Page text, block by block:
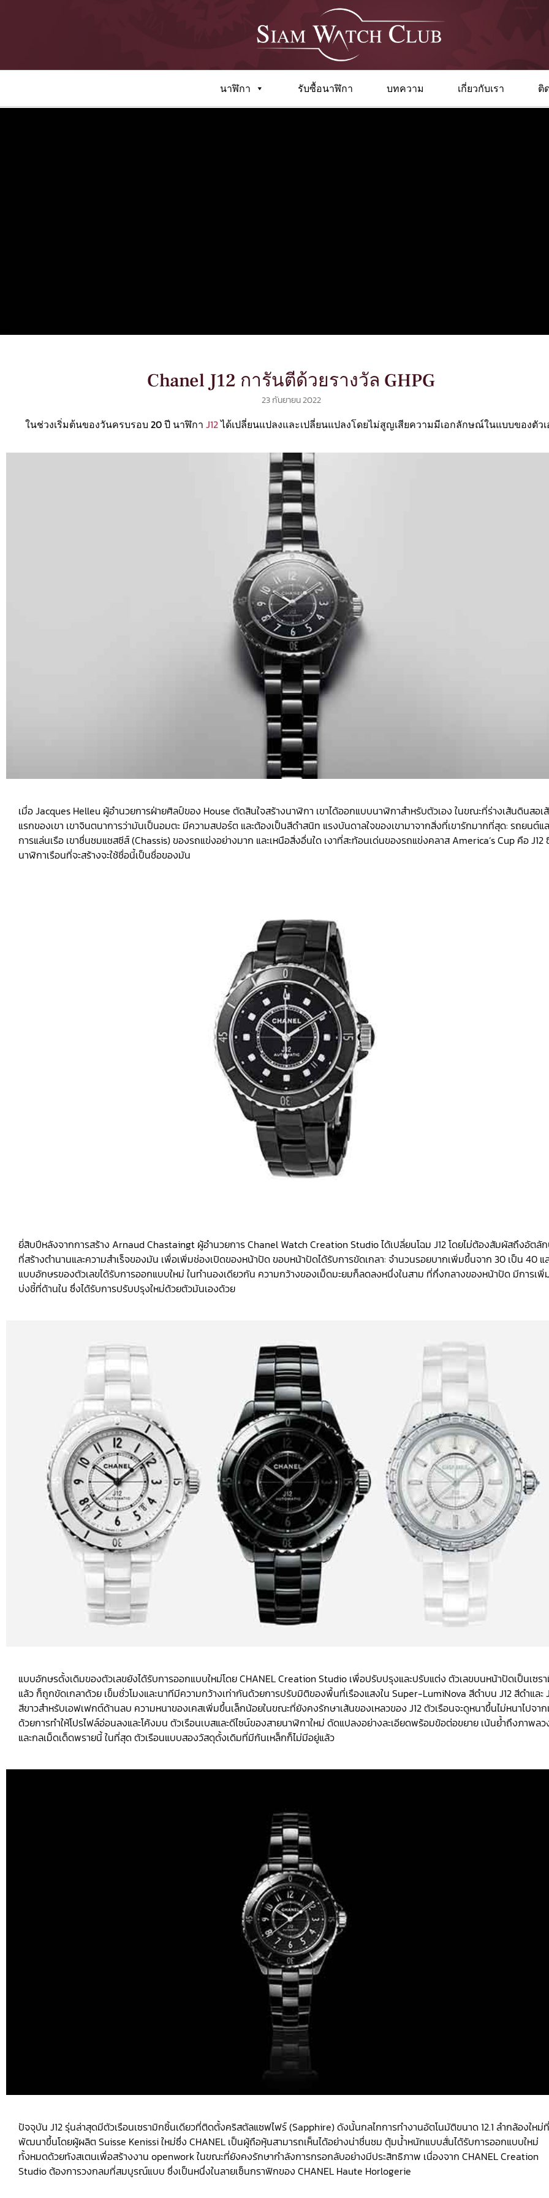
นาฬิกา รับซื้อนาฬิกา บทความ เกี่ยวกับเรา ติ
Chanel J12 การันตีด้วยรางวัล GHPG
23 กันยายน 2022
ในช่วงเริ่มต้นของวันครบรอบ 20 ปี นาฬิกา J12ได้เปลี่ยนแปลงและเปลี่ยนแปลงโดยไม่สูญเสียความมีเอกลักษณ์ในแบบของตัวเ
เมื่อ Jacques Helleu ผู้อำนวยการฝ่ายศิลป์ของ House ตัดสินใจสร้างนาฬิกา เขาได้ออกแบบนาฬิกาสำหรับตัวเอง ในขณะที่ร่างเส้นดินสอเ
แรกของเขา เขาจินตนาการว่ามันเป็นอมตะ มีความสปอร์ต และต้องเป็นสีดำสนิท แรงบันดาลใจของเขามาจากสิ่งที่เขารักมากที่สุด: รถยนต์แ
การแล่นเรือ เขาชื่นชมแชสซีส์ (Chassis) ของรถแข่งอย่างมาก และเหนือสิ่งอื่นใด เงาที่สะท้อนเด่นของรถแข่งคลาส America’s Cup คือ J12
นาฬิกาเรือนที่จะสร้างจะใช้ชื่อนี้เป็นชื่อของมัน
ยี่สิบปีหลังจากการสร้าง Arnaud Chastaingt ผู้อำนวยการ Chanel Watch Creation Studio ได้เปลี่ยนโฉม J12 โดยไม่ต้องสัมผัสถึงอัต
ที่สร้างตำนานและความสำเร็จของมัน เพื่อเพิ่มช่องเปิดของหน้าปัด ขอบหน้าปัดได้รับการขัดเกลา: จำนวนรอยบากเพิ่มขึ้นจาก 30 เป็น 40 แ
แบบอักษรของตัวเลขได้รับการออกแบบใหม่ ในทำนองเดียวกัน ความกว้างของเม็ดมะยมก็ลดลงหนึ่งในสาม ที่กึ่งกลางของหน้าปัด มีการเพิ่
บ่งชี้ที่ด้านใน ซึ่งได้รับการปรับปรุงใหม่ด้วยตัวมันเองด้วย
แบบอักษรดั้งเดิมของตัวเลขยังได้รับการออกแบบใหม่โดย CHANEL Creation Studio เพื่อปรับปรุงและปรับแต่ง ตัวเลขบนหน้าปัดเป็นเซร
แล้ว ก็ถูกขัดเกลาด้วย เข็มชั่วโมงและนาทีมีความกว้างเท่ากันด้วยการปรับมิติของพื้นที่เรืองแสงใน Super-LumiNova สีดำบน J12 สีดำและ
สีขาวสำหรับเอฟเฟกต์ด้านลบ ความหนาของเคสเพิ่มขึ้นเล็กน้อยในขณะที่ยังคงรักษาเส้นของเหลวของ J12 ตัวเรือนจะดูหนาขึ้นไม่หนาไปจา
ด้วยการทำให้โปรไฟล์อ่อนลงและโค้งมน ตัวเรือนเบสและดีไซน์ของสายนาฬิกาใหม่ ดัดแปลงอย่างละเอียดพร้อมข้อต่อขยาย เน้นย้ำถึงภาพลว
และกลเม็ดเด็ดพรายนี้ ในที่สุด ตัวเรือนแบบสองวัสดุดั้งเดิมที่มีก้นเหล็กก็ไม่มีอยู่แล้ว
ปัจจุบัน J12 รุ่นล่าสุดมีตัวเรือนเซรามิกชิ้นเดียวที่ติดตั้งคริสตัลแซฟไฟร์ (Sapphire) ดังนั้นกลไกการทำงานอัตโนมัติขนาด 12.1 ลำกล้องใหม่ที่
พัฒนาขึ้นโดยผู้ผลิต Suisse Kenissi ใหม่ซึ่ง CHANEL เป็นผู้ถือหุ้นสามารถเห็นได้อย่างน่าชื่นชม ตุ้มน้ำหนักแบบสั่นได้รับการออกแบบใหม่
ทั้งหมดด้วยทังสเตนเพื่อสร้างงาน openwork ในขณะที่ยังคงรักษากำลังการกรอกลับอย่างมีประสิทธิภาพ เนื่องจาก CHANEL Creation
Studio ต้องการวงกลมที่สมบูรณ์แบบ ซึ่งเป็นหนึ่งในลายเซ็นกราฟิกของ CHANEL Haute Horlogerie